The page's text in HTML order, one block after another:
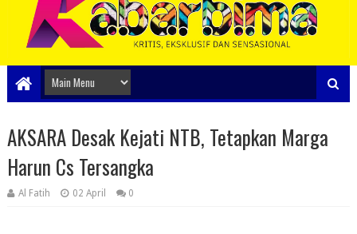
AKSARA Desak Kejati NTB, Tetapkan Marga
Harun Cs Tersangka
Al Fatih 02 April 0